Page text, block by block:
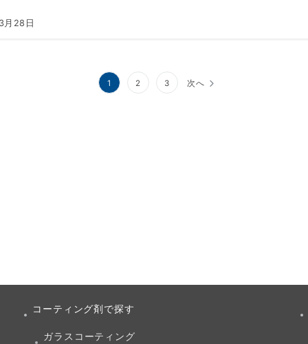
月28日
1 2 3 次へ
コーティング剤で探す
ガラスコーティング